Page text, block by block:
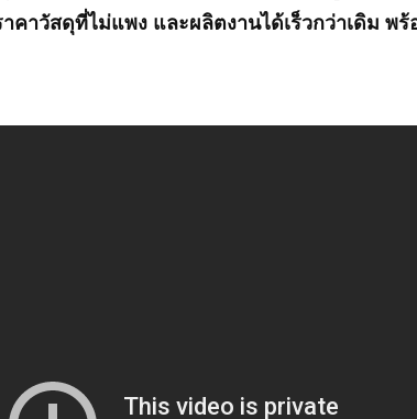
คาวัสดุที่ไม่แพง และผลิตงานได้เร็วกว่าเดิม พ